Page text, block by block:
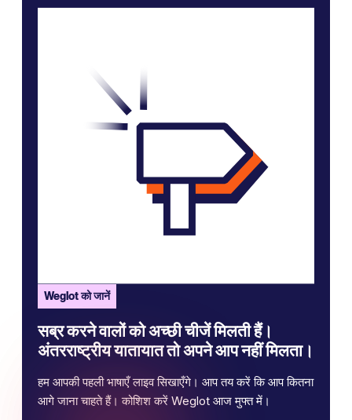
Weglot को जानें
सब्र करने वालों को अच्छी चीजें मिलती हैं।
अंतरराष्ट्रीय यातायात तो अपने आप नहीं मिलता।
हम आपकी पहली भाषाएँ लाइव सिखाएँगे। आप तय करें कि आप कितना
आगे जाना चाहते हैं। कोशिश करें Weglot आज मुफ्त में।